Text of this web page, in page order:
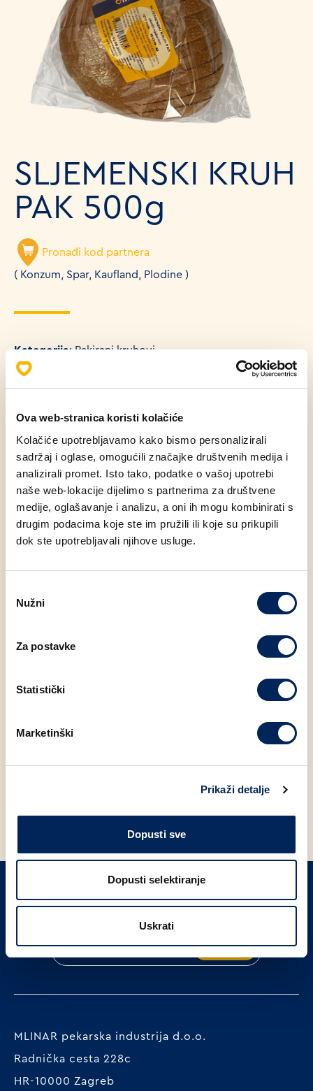
Ova web-stranica koristi kolačiće
Kolačiće upotrebljavamo kako bismo personalizirali
sadržaj i oglase, omogućili značajke društvenih medija i
analizirali promet. Isto tako, podatke o vašoj upotrebi
naše web-lokacije dijelimo s partnerima za društvene
medije, oglašavanje i analizu, a oni ih mogu kombinirati s
drugim podacima koje ste im pružili ili koje su prikupili
dok ste upotrebljavali njihove usluge.
pristanka
Nužni
Za postavke
Statistički
Marketinški
Prikaži detalje
Dopusti sve
Dopusti selektiranje
Uskrati
SLJEMENSKI KRUH
PAK 500g
Pronađi kod partnera
( Konzum, Spar, Kaufland, Plodine )
Kategorija: Pakirani kruhovi
Masa
Energetski sadržaj proizvoda (100g) : 240 KCAL
Moglo bi Vas zanimati
CIJELI PAK 500g
MLINAR pekarska industrija d.o.o.
Radnička cesta 228c
HR-10000 Zagreb